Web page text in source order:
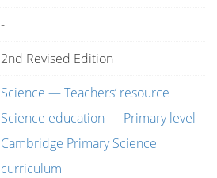
-
2nd Revised Edition
Science — Teachers’ resource
Science education — Primary level
Cambridge Primary Science
curriculum